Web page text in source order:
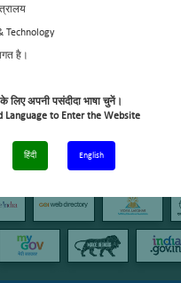
Technology
है।
लिए अपनी पसंदीदा भाषा चुनें।
Language to Enter the Website
हिंदी English